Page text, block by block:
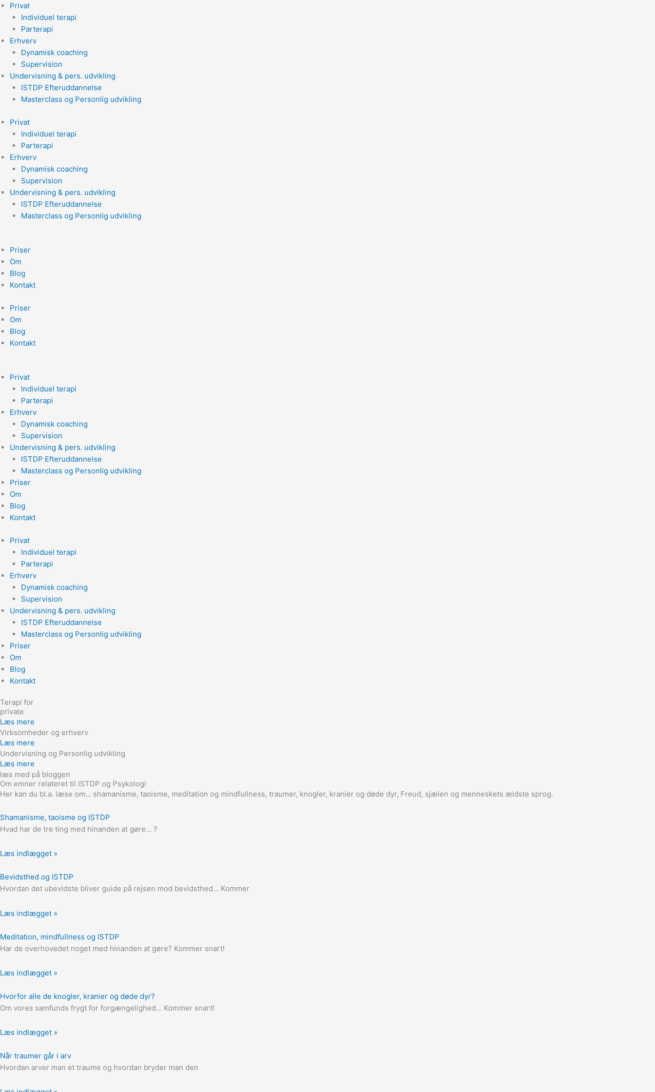
Gå
indholdet
Privat
Individuel terapi
Parterapi
Erhverv
Dynamisk coaching
Supervision
Undervisning & pers. udvikling
ISTDP Efteruddannelse
Masterclass og Personlig udvikling
Privat
Individuel terapi
Parterapi
Erhverv
Dynamisk coaching
Supervision
Undervisning & pers. udvikling
ISTDP Efteruddannelse
Masterclass og Personlig udvikling
Priser
Om
Blog
Kontakt
Priser
Om
Blog
Kontakt
Privat
Individuel terapi
Parterapi
Erhverv
Dynamisk coaching
Supervision
Undervisning & pers. udvikling
ISTDP Efteruddannelse
Masterclass og Personlig udvikling
Priser
Om
Blog
Kontakt
Privat
Individuel terapi
Parterapi
Erhverv
Dynamisk coaching
Supervision
Undervisning & pers. udvikling
ISTDP Efteruddannelse
Masterclass og Personlig udvikling
Priser
Om
Blog
Kontakt
Terapi for
private
Læs mere
Virksomheder og erhverv
Læs mere
Undervisning og Personlig udvikling
Læs mere
læs med på bloggen
Om emner relateret til ISTDP og Psykologi
Her kan du bl.a. læse om… shamanisme, taoisme, meditation og mindfullness, traumer, knogler, kranier og døde dyr, Freud, sjælen og menneskets ældste sprog.
Shamanisme, taoisme og ISTDP
Hvad har de tre ting med hinanden at gøre… ?
Læs indlægget »
Bevidsthed og ISTDP
Hvordan det ubevidste bliver guide på rejsen mod bevidsthed… Kommer
Læs indlægget »
Meditation, mindfullness og ISTDP
Har de overhovedet noget med hinanden at gøre? Kommer snart!
Læs indlægget »
Hvorfor alle de knogler, kranier og døde dyr?
Om vores samfunds frygt for forgængelighed… Kommer snart!
Læs indlægget »
Når traumer går i arv
Hvordan arver man et traume og hvordan bryder man den